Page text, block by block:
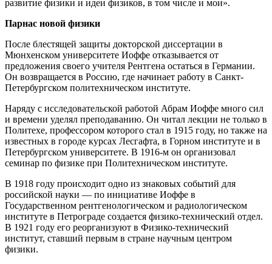
развитие физики и идеи физиков, в том числе и мои».
Парнас новой физики
После блестящей защиты докторской диссертации в
Мюнхенском университете Иоффе отказывается от
предложения своего учителя Рентгена остаться в Германии.
Он возвращается в Россию, где начинает работу в Санкт-
Петербургском политехническом институте.
Наряду с исследовательской работой Абрам Иоффе много сил
и времени уделял преподаванию. Он читал лекции не только в
Политехе, профессором которого стал в 1915 году, но также на
известных в городе курсах Лесгафта, в Горном институте и в
Петербургском университете. В 1916-м он организовал
семинар по физике при Политехническом институте.
В 1918 году происходит одно из знаковых событий для
российской науки — по инициативе Иоффе в
Государственном рентгенологическом и радиологическом
институте в Петрограде создается физико-технический отдел.
В 1921 году его реорганизуют в Физико-технический
институт, ставший первым в стране научным центром
физики.